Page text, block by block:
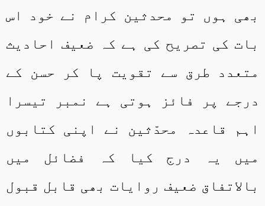
بھی ہوں تو محدثین کرام نے خود اس
بات کی تصریح کی ہے کہ ضعیف احادیث
متعدد طرق سے تقویت پا کر حسن کے
درجے پر فائز ہوتی ہے نمبر تیسرا
اہم قاعدہ محدّثین نے اپنی کتابوں
میں یہ درج کیا کہ فضائل میں
بالاتفاق ضعیف روایات بھی قابل قبول